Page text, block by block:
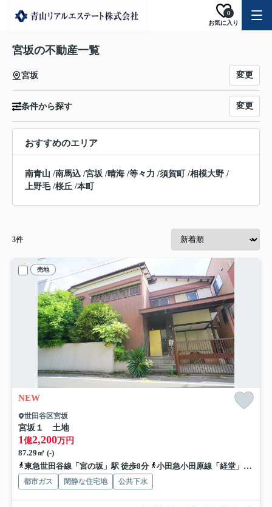
お気に入り
0
宮坂の不動産一覧
宮坂 変更
条件から探す 変更
おすすめのエリア
南青山 /南馬込 /宮坂 /晴海 /等々力 /須賀町 /相模大野 /
上野毛/桜丘 /本町
3件
売地
NEW
世田谷区宮坂
宮坂１ 土地
1億2,200万円
87.29㎡ (-)
東急世田谷線「宮の坂」駅 徒歩8分
小田急小田原線「経堂」駅 徒歩10分
都市ガス 閑静な住宅地 公共下水